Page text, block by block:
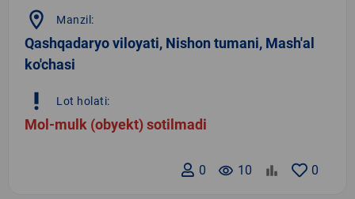
location_on Manzil:
Qashqadaryo viloyati, Nishon tumani, Mash'al
ko'chasi
priority_high Lot holati:
Mol-mulk (obyekt) sotilmadi
0
remove_red_eye 10
0